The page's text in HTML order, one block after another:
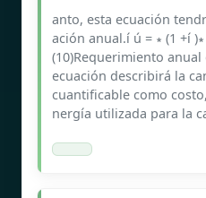
anto, esta ecuación
ación anual.í ú = ∗ (1 +í
(10)Requerimiento anual
ecuación describirá la
cuantificable como
nergía utilizada para la